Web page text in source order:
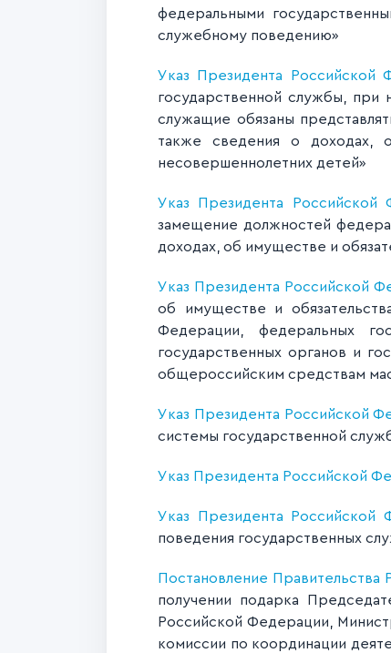
федеральными
служебному поведению»
Указ Президента
государственной службы, при
служащие обязаны
также сведения о доходах,
несовершеннолетних детей»
Указ Президента
замещение должностей
доходах, об имуществе и
Указ Президента Российской
об имуществе и
Федерации, федеральных
государственных органов и
общероссийским средствам
Указ Президента Российской
системы государственной
Указ Президента Российской
Указ Президента
поведения государственных
Постановление
получении подарка
Российской Федерации,
комиссии по координации